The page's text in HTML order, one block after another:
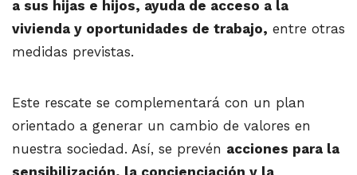
a sus hijas e hijos, ayuda de acceso a la
vivienda y oportunidades de trabajo, entre otras
medidas previstas.
Este rescate se complementará con un plan
orientado a generar un cambio de valores en
nuestra sociedad. Así, se prevén acciones para la
sensibilización, la concienciación y la